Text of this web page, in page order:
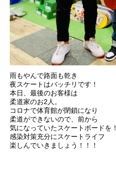
雨もやんで路面も乾き
夜スケートはバッチリです！
本日、最後のお客様は
柔道家のお2人。
コロナで体育館が閉鎖になり
柔道ができないので、前から
気になっていたスケートボードを！
感染対策充分にスケートライフ
楽しんでいきましょう！！！